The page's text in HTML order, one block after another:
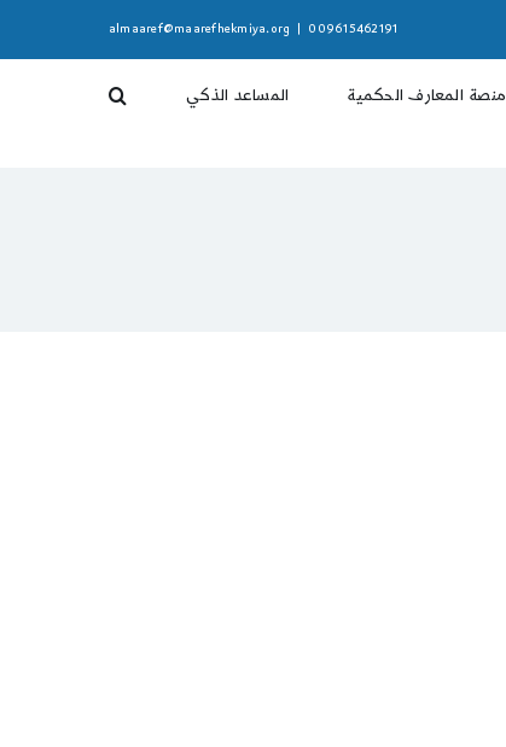
009615462191
almaaref@maarefhekmiya.org
منصة المعارف الحكمية المساعد الذكي